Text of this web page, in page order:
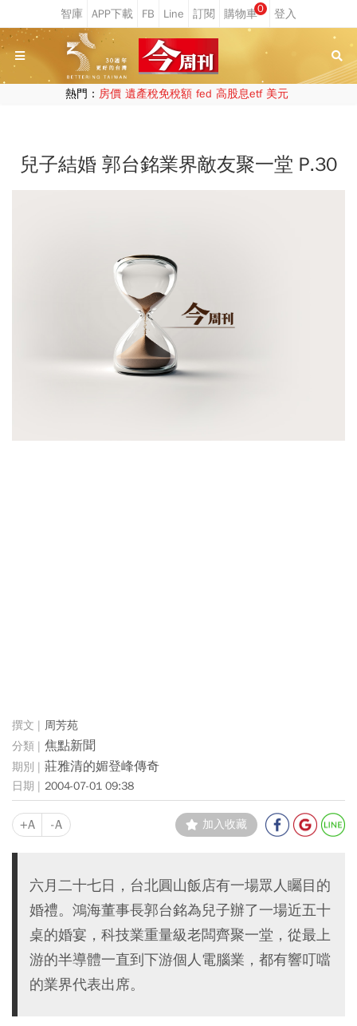
0
熱門： 房價 遺產稅免稅額 fed 高股息etf 美元
兒子結婚 郭台銘業界敵友聚一堂 P.30
周芳苑
焦點新聞
莊雅清的媚登峰傳奇
2004-07-01 09:38
+A -A 加入收藏
六月二十七日，台北圓山飯店有一場眾人矚目的
婚禮。鴻海董事長郭台銘為兒子辦了一場近五十
桌的婚宴，科技業重量級老闆齊聚一堂，從最上
游的半導體一直到下游個人電腦業，都有響叮噹
的業界代表出席。